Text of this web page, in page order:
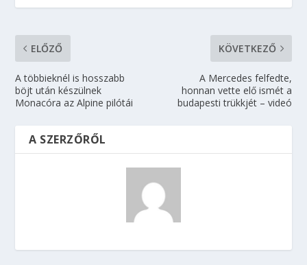
ELŐZŐ
A többieknél is hosszabb
böjt után készülnek
Monacóra az Alpine pilótái
KÖVETKEZŐ
A Mercedes felfedte,
honnan vette elő ismét a
budapesti trükkjét – videó
A SZERZŐRŐL